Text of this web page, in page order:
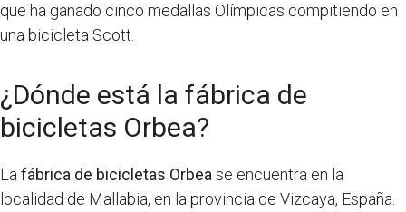
que ha ganado cinco medallas Olímpicas compitiendo en
una bicicleta Scott.
¿Dónde está la fábrica de
bicicletas Orbea?
La fábrica de bicicletas Orbea se encuentra en la
localidad de Mallabia, en la provincia de Vizcaya, España.